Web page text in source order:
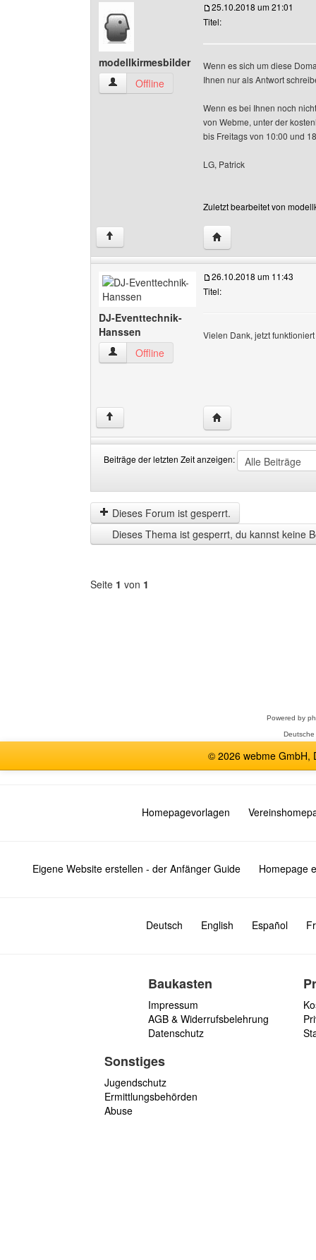
modellkirmesbilder
modellkirmesbilder Benutzer-Profile anzeigen
Offline
25.10.2018 um 21:01
Titel:
Wenn es sich um diese
Ihnen nur als Antwort
Wenn es bei Ihnen noch
von Webme, unter der
bis Freitags von 10:00 und
LG, Patrick
Zuletzt bearbeitet von
↑ Website dieses
DJ-Eventtechnik-
Hanssen
DJ-Eventtechnik-Hanssen Benutzer-Profile
Offline
26.10.2018 um 11:43
Titel:
Vielen Dank, jetzt
↑ Website dieses
Beiträge der letzten Zeit anzeigen:
der
letzten
Zeit
anzeigen
by
Dieses Forum ist gesperrt.
Dieses Thema ist gesperrt, du kannst keine
Seite 1 von 1
Powered by
© 2026 webme GmbH,
Homepagevorlagen
Eigene Website erstellen - der Anfänger Guide Homepage
Deutsch English Español
Baukasten
Impressum
AGB & Widerrufsbelehrung
Datenschutz
Sonstiges
Jugendschutz
Ermittlungsbehörden
Abuse